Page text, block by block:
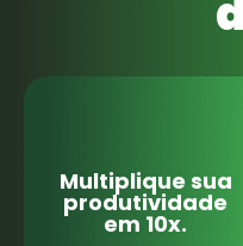
Multiplique sua
produtividade
em 10x.